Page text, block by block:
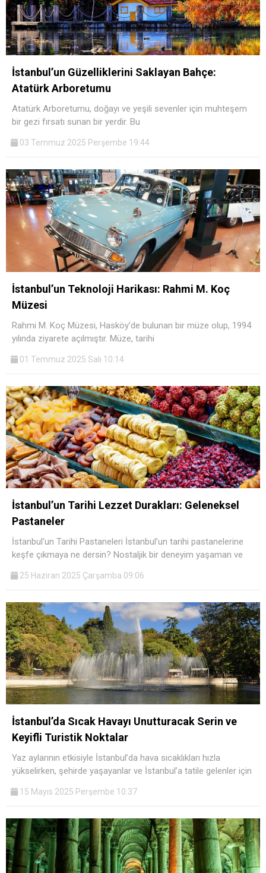
İstanbul’un Güzelliklerini Saklayan Bahçe:
Atatürk Arboretumu
Atatürk Arboretumu, doğayı ve yeşili sevenler için muhteşem
bir gezi fırsatı sunan bir yerdir. Bu
03 Temmuz 2025 Perşembe 19:44
İstanbul’un Teknoloji Harikası: Rahmi M. Koç
Müzesi
Rahmi M. Koç Müzesi, Hasköy’de bulunan bir müze olup, 1994
yılında ziyarete açılmıştır. Müze, tarihi
01 Temmuz 2025 Salı 10:14
İstanbul’un Tarihi Lezzet Durakları: Geleneksel
Pastaneler
İstanbul’un Tarihi Pastaneleri İstanbul’un tarihi pastanelerine
keşfe çıkmaya ne dersin? Nostaljik bir deneyim yaşaman ve
25 Haziran 2025 Çarşamba 09:06
İstanbul’da Sıcak Havayı Unutturacak Serin ve
Keyifli Turistik Noktalar
Yaz aylarının etkisiyle İstanbul’da hava sıcaklıkları hızla
yükselirken, şehirde yaşayanlar ve İstanbul’a tatile gelenler için
15 Mayıs 2025 Perşembe 10:37